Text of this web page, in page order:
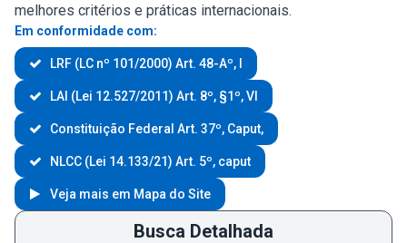
melhores critérios e práticas internacionais.
Em conformidade com:
LRF (LC nº 101/2000) Art. 48-Aº, I
LAI (Lei 12.527/2011) Art. 8º, §1º, VI
Constituição Federal Art. 37º, Caput,
NLCC (Lei 14.133/21) Art. 5º, caput
Veja mais em Mapa do Site
Busca Detalhada